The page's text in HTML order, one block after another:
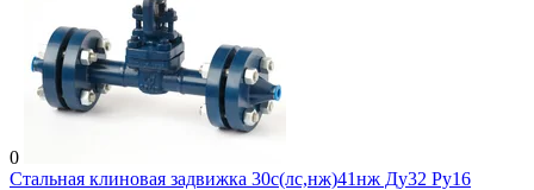
0
Стальная клиновая задвижка 30с(лс,нж)41нж Ду32 Ру16